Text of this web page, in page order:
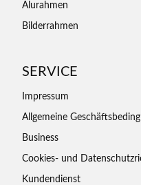
Alurahmen
Bilderrahmen
SERVICE
Impressum
Allgemeine
Business
Cookies- und
Kundendienst